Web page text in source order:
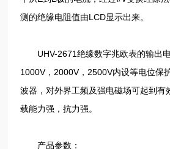
测的绝缘电阻值由LCD显示出来。
UHV-2671绝缘数字兆欧表的输出电
1000V，2000V，2500V内设等电位保
波器，对外界工频及强电磁场可起到有
载能力强，抗力强。
产品参数：